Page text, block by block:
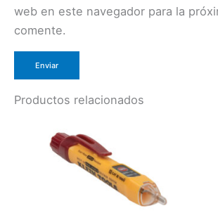
web en este navegador para la
comente.
Productos relacionados